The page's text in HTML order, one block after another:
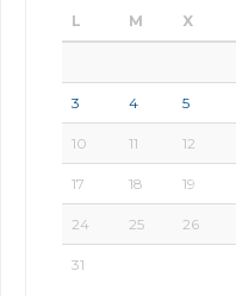
L M X
3 4 5
10 11 12
17 18 19
24 25 26
31